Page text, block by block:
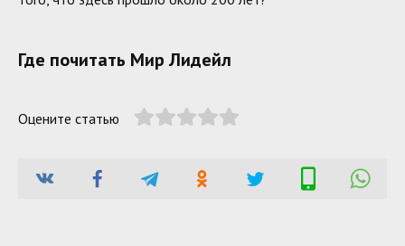
Где почитать Мир Лидейл
Оцените статью